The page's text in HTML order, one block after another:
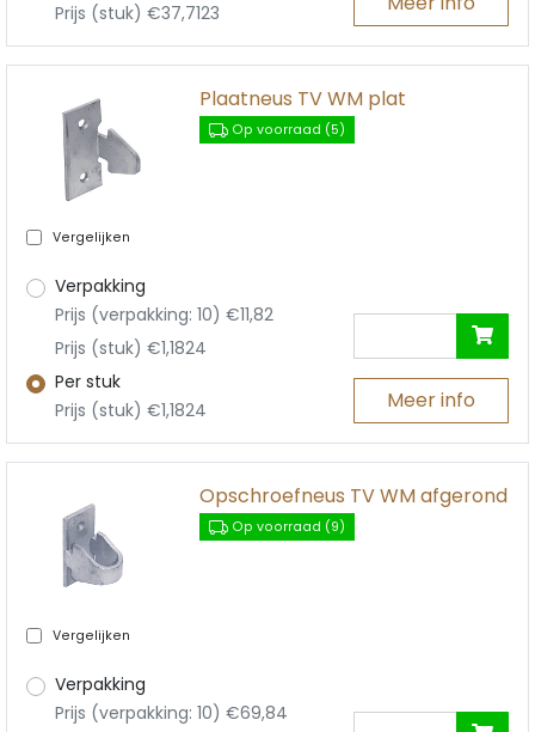
Prijs (stuk) €37,7123
Vergelijken
Plaatneus TV WM plat
Op voorraad (5)
Verpakking
Prijs (verpakking: 10) €11,82
Prijs (stuk) €1,1824
Per stuk
Prijs (stuk) €1,1824
Meer info
Vergelijken
Opschroefneus TV WM afgerond
Op voorraad (9)
Verpakking
Prijs (verpakking: 10) €69,84